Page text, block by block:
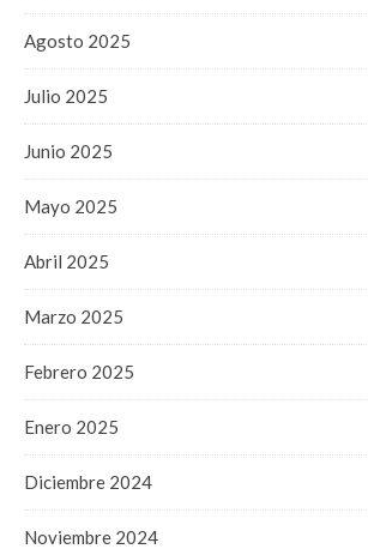
Agosto 2025
Julio 2025
Junio 2025
Mayo 2025
Abril 2025
Marzo 2025
Febrero 2025
Enero 2025
Diciembre 2024
Noviembre 2024